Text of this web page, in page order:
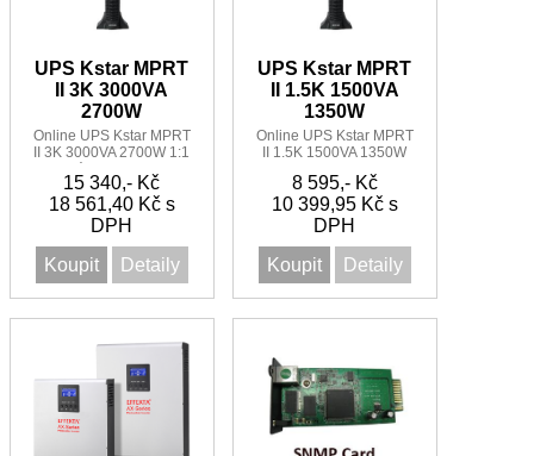
UPS Kstar MPRT
II 3K 3000VA
2700W
Online UPS Kstar MPRT
II 3K 3000VA 2700W 1:1
vhodná do Racku nebo
jako volně stojící
15 340,- Kč
18 561,40 Kč s
DPH
Koupit
Detaily
UPS Kstar MPRT
II 1.5K 1500VA
1350W
Online UPS Kstar MPRT
II 1.5K 1500VA 1350W
8 595,- Kč
10 399,95 Kč s
DPH
Koupit
Detaily